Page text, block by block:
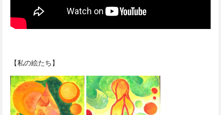
【私の絵たち】